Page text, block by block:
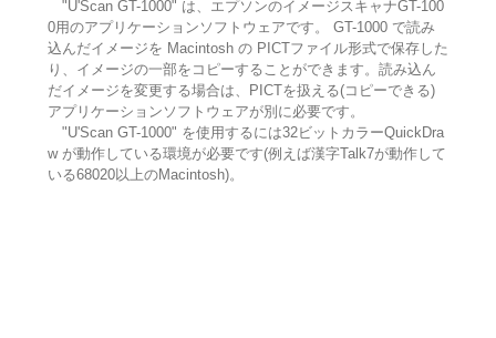
"U'Scan GT-1000" は、エプソンのイメージスキャナGT-100
0用のアプリケーションソフトウェアです。 GT-1000 で読み
込んだイメージを Macintosh の PICTファイル形式で保存した
り、イメージの一部をコピーすることができます。読み込ん
だイメージを変更する場合は、PICTを扱える(コピーできる)
アプリケーションソフトウェアが別に必要です。
"U'Scan GT-1000" を使用するには32ビットカラーQuickDra
w が動作している環境が必要です(例えば漢字Talk7が動作して
いる68020以上のMacintosh)。